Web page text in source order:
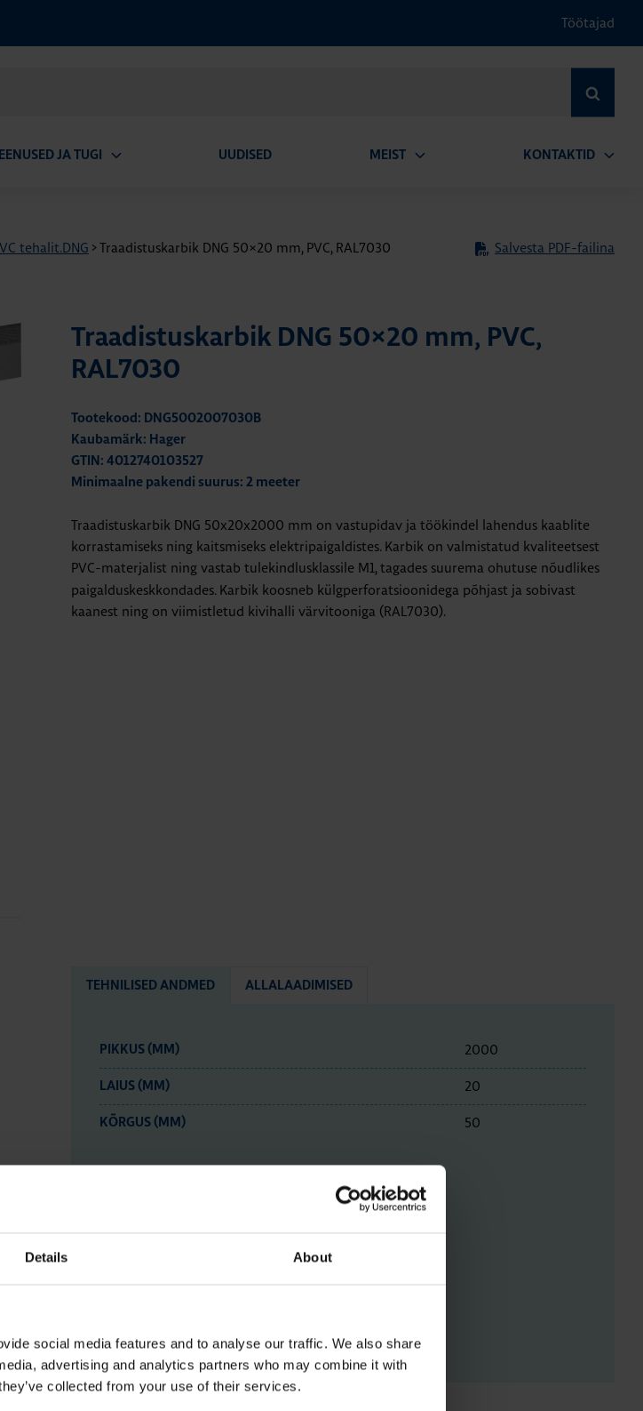
Details About
social media features and to analyse our traffic. We also share
advertising and analytics partners who may combine it with
collected from your use of their services.
Töötajad
JA TUGI UUDISED MEIST KONTAKTID
tehalit.DNG >Traadistuskarbik DNG 50×20 mm, PVC, RAL7030 Salvesta PDF-failina
Traadistuskarbik DNG 50×20 mm, PVC,
RAL7030
Tootekood: DNG5002007030B
Kaubamärk: Hager
GTIN: 4012740103527
Minimaalne pakendi suurus: 2 meeter
Traadistuskarbik DNG 50x20x2000 mm on vastupidav ja töökindel lahendus kaablite
korrastamiseks ning kaitsmiseks elektripaigaldistes. Karbik on valmistatud kvaliteetsest
PVC-materjalist ning vastab tulekindlusklassile M1, tagades suurema ohutuse nõudlikes
paigalduskeskkondades. Karbik koosneb külgperforatsioonidega põhjast ja sobivast
kaanest ning on viimistletud kivihalli värvitooniga (RAL7030).
TEHNILISED ANDMED ALLALAADIMISED
PIKKUS (MM) 2000
LAIUS (MM) 20
KÕRGUS (MM) 50